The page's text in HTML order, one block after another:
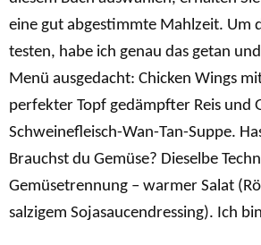
eine gut abgestimmte Mahlzeit. Um
testen, habe ich genau das getan
Menü ausgedacht: Chicken Wings
perfekter Topf gedämpfter Reis und
Schweinefleisch-Wan-Tan-Suppe.
Brauchst du Gemüse? Dieselbe
Gemüsetrennung – warmer Salat
salzigem Sojasaucendressing). Ich